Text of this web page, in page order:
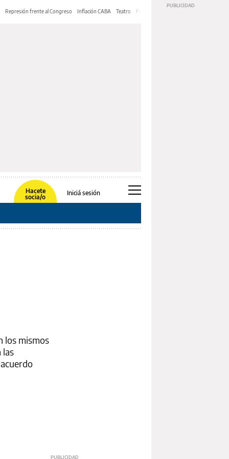
Represión frente al Congreso Inflación CABA Teatro Feria de Editores
Hacete
socia/o
Iniciá sesión
los mismos
las